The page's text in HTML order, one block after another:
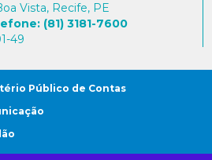
Vista, Recife, PE
(81) 3181-7600
49
Público de Contas